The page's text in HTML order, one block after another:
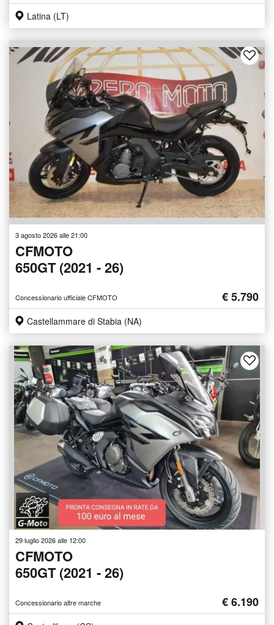
Latina (LT)
3 agosto 2026 alle 21:00
CFMOTO
650GT (2021 - 26)
Concessionario ufficiale CFMOTO € 5.790
Castellammare di Stabia (NA)
29 luglio 2026 alle 12:00
CFMOTO
650GT (2021 - 26)
Concessionario altre marche € 6.190